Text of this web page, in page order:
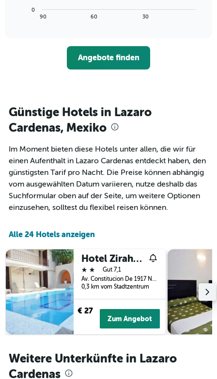
Wochentage
anzeigt.
Zimmerpreis
anzeigt.
zeigt,
näher
das
Aufenthaltsdatum
rückt.
Diagramm
hat
1
Achse,
die
die
Tage
dem
Aufenthalt
anzeigt
Das
Diagramm
hat
1
Achse,
die
durchschnittlichen
Zimmerpreis
anzeigt
90 60 30
0
Angebote finden
Günstige Hotels in Lazaro
Cardenas, Mexiko
Im Moment bieten diese Hotels unter allen, die wir für
einen Aufenthalt in Lazaro Cardenas entdeckt haben, den
günstigsten Tarif pro Nacht. Die Preise können abhängig
vom ausgewählten Datum variieren, nutze deshalb das
Suchformular oben auf der Seite, um weitere Optionen
einzusehen, solltest du flexibel reisen können.
Alle 24 Hotels anzeigen
Hotel Zirahuen
2 SterneGut 7,1
Av. Constitucion De 1917 No. 167, Lazaro Cardenas, Michoacán, Mexiko
0,3 km vom Stadtzentrum
€ 27
Zum Angebot
Weitere Unterkünfte in Lazaro
Cardenas